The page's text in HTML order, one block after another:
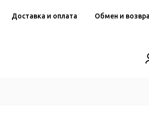
Доставка и оплата Обмен и